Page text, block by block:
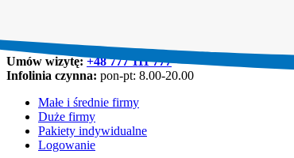
Umów wizytę:+48 777 111 777
Infolinia czynna: pon-pt: 8.00-20.00
Małe i średnie firmy
Duże firmy
Pakiety indywidualne
Logowanie